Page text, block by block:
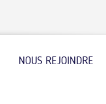
NOUS REJOINDRE